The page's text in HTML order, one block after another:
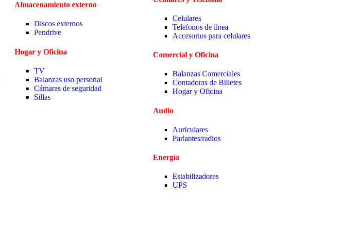
Almacenamiento externo
Discos externos
Pendrive
Hogar y Oficina
TV
Balanzas uso personal
Cámaras de seguridad
Sillas
Celulares
Telefonos de línea
Accesorios para celulares
Comercial y Oficina
Balanzas Comerciales
Contadoras de Billetes
Hogar y Oficina
Audio
Auriculares
Parlantes/radios
Energía
Estabilizadores
UPS